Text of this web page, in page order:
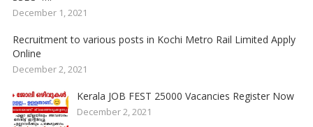
December 1, 2021
Recruitment to various posts in Kochi Metro Rail Limited Apply
Online
December 2, 2021
Kerala JOB FEST 25000 Vacancies Register Now
December 2, 2021